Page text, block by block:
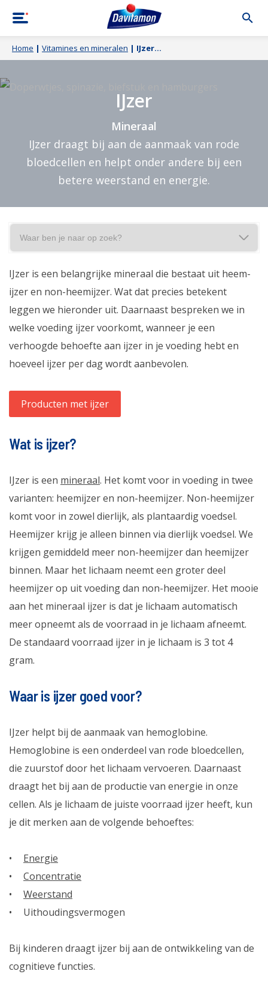
Home | Vitamines en mineralen | IJzer
M
i
n
e
r
a
a
l
IJzer
Mineraal
IJzer draagt bij aan de aanmaak van rode
bloedcellen en helpt onder andere bij een
betere weerstand en energie.
IJzer is een belangrijke mineraal die bestaat uit heem-
ijzer en non-heemijzer. Wat dat precies betekent
leggen we hieronder uit. Daarnaast bespreken we in
welke voeding ijzer voorkomt, wanneer je een
verhoogde behoefte aan ijzer in je voeding hebt en
hoeveel ijzer per dag wordt aanbevolen.
Producten met ijzer
Wat is ijzer?
IJzer is een mineraal. Het komt voor in voeding in twee
varianten: heemijzer en non-heemijzer. Non-heemijzer
komt voor in zowel dierlijk, als plantaardig voedsel.
Heemijzer krijg je alleen binnen via dierlijk voedsel. We
krijgen gemiddeld meer non-heemijzer dan heemijzer
binnen. Maar het lichaam neemt een groter deel
heemijzer op uit voeding dan non-heemijzer. Het mooie
aan het mineraal ijzer is dat je lichaam automatisch
meer opneemt als de voorraad in je lichaam afneemt.
De standaard voorraad ijzer in je lichaam is 3 tot 4
gram.
Waar is ijzer goed voor?
IJzer helpt bij de aanmaak van hemoglobine.
Hemoglobine is een onderdeel van rode bloedcellen,
die zuurstof door het lichaam vervoeren. Daarnaast
draagt het bij aan de productie van energie in onze
cellen. Als je lichaam de juiste voorraad ijzer heeft, kun
je dit merken aan de volgende behoeftes:
Energie
Concentratie
Weerstand
Uithoudingsvermogen
Bij kinderen draagt ijzer bij aan de ontwikkeling van de
cognitieve functies.